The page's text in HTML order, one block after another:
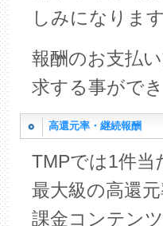
しみになります
報酬のお支払
求する事ができ
高還元率・継続報酬
TMPでは1件当
最大級の高還
課金コンテン